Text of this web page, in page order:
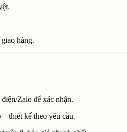
hàng.
Zalo để xác nhận.
thiết kế theo yêu cầu.